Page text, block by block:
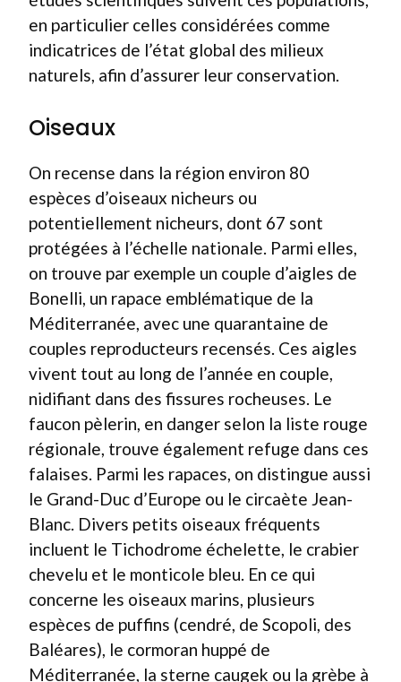
en particulier celles considérées comme
indicatrices de l’état global des milieux
naturels, afin d’assurer leur conservation.
Oiseaux
On recense dans la région environ 80
espèces d’oiseaux nicheurs ou
potentiellement nicheurs, dont 67 sont
protégées à l’échelle nationale. Parmi elles,
on trouve par exemple un couple d’aigles de
Bonelli, un rapace emblématique de la
Méditerranée, avec une quarantaine de
couples reproducteurs recensés. Ces aigles
vivent tout au long de l’année en couple,
nidifiant dans des fissures rocheuses. Le
faucon pèlerin, en danger selon la liste rouge
régionale, trouve également refuge dans ces
falaises. Parmi les rapaces, on distingue aussi
le Grand-Duc d’Europe ou le circaète Jean-
Blanc. Divers petits oiseaux fréquents
incluent le Tichodrome échelette, le crabier
chevelu et le monticole bleu. En ce qui
concerne les oiseaux marins, plusieurs
espèces de puffins (cendré, de Scopoli, des
Baléares), le cormoran huppé de
Méditerranée, la sterne caugek ou la grèbe à